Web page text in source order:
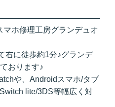
マホ修理工房グランデュオ
右に徒歩約1分♪グランデ
おります♪
や、Androidスマホ/タブ
lite/3DS等幅広く対